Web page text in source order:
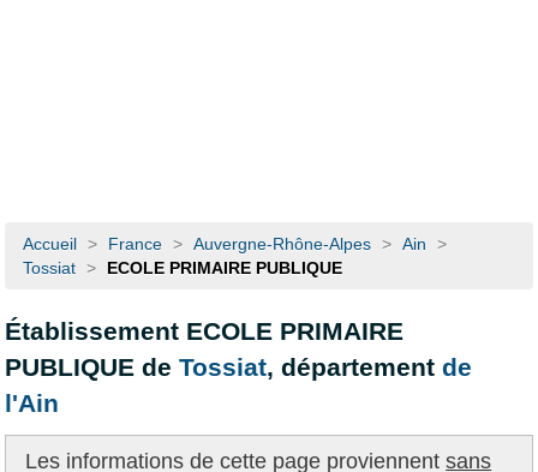
Accueil > France > Auvergne-Rhône-Alpes > Ain
>
Tossiat > ECOLE PRIMAIRE PUBLIQUE
Établissement ECOLE PRIMAIRE
PUBLIQUE deTossiat, départementde
l'Ain
Les informations de cette page proviennentsans